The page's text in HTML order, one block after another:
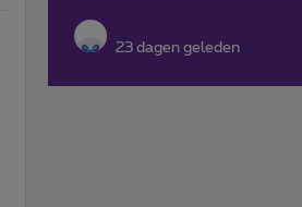
23 dagen geleden